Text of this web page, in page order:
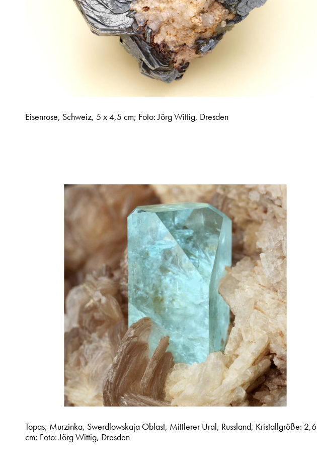
Eisenrose, Schweiz, 5 x 4,5 cm; Foto: Jörg Wittig, Dresden
Topas, Murzinka, Swerdlowskaja Oblast, Mittlerer Ural, Russland, Kristallgröße: 2,6
cm; Foto: Jörg Wittig, Dresden